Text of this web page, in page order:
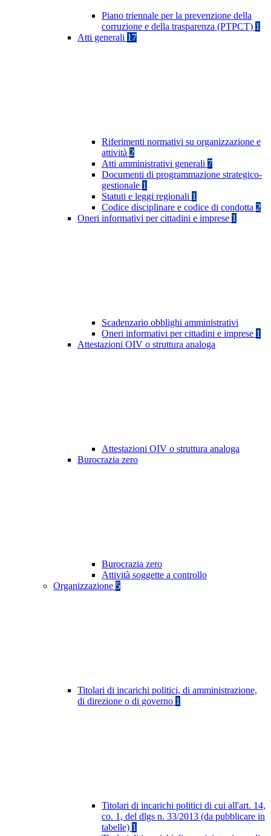
Piano triennale per la prevenzione della
corruzione e della trasparenza (PTPCT) 1
Atti generali 17
Riferimenti normativi su organizzazione e
attività 2
Atti amministrativi generali 7
Documenti di programmazione strategico-
gestionale 1
Statuti e leggi regionali 1
Codice disciplinare e codice di condotta 2
Oneri informativi per cittadini e imprese 1
Scadenzario obblighi amministrativi
Oneri informativi per cittadini e imprese 1
Attestazioni OIV o struttura analoga
Attestazioni OIV o struttura analoga
Burocrazia zero
Burocrazia zero
Attività soggette a controllo
Organizzazione 5
Titolari di incarichi politici, di amministrazione,
di direzione o di governo 1
Titolari di incarichi politici di cui all'art. 14,
co. 1, del dlgs n. 33/2013 (da pubblicare in
tabelle) 1